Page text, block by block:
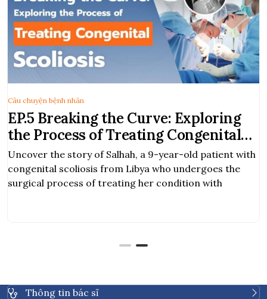
EP.5 Breaking the Curve: Exploring
the Process of Treating Congenital
Scoliosis
Uncover the story of Salhah, a 9-year-old patient with
congenital scoliosis from Libya who undergoes the
surgical process of treating her condition with
Câu chuyện bệnh nhân
Thông tin bác sĩ